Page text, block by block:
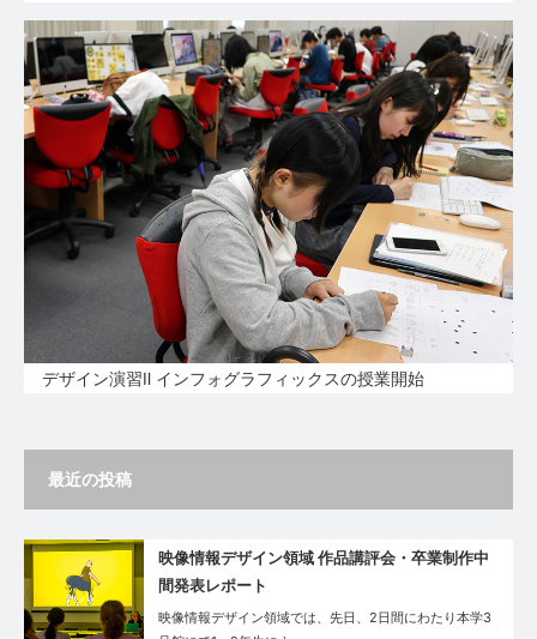
デザイン演習Ⅱ インフォグラフィックスの授業開始
最近の投稿
映像情報デザイン領域 作品講評会・卒業制作中
間発表レポート
映像情報デザイン領域では、先日、2日間にわたり本学3